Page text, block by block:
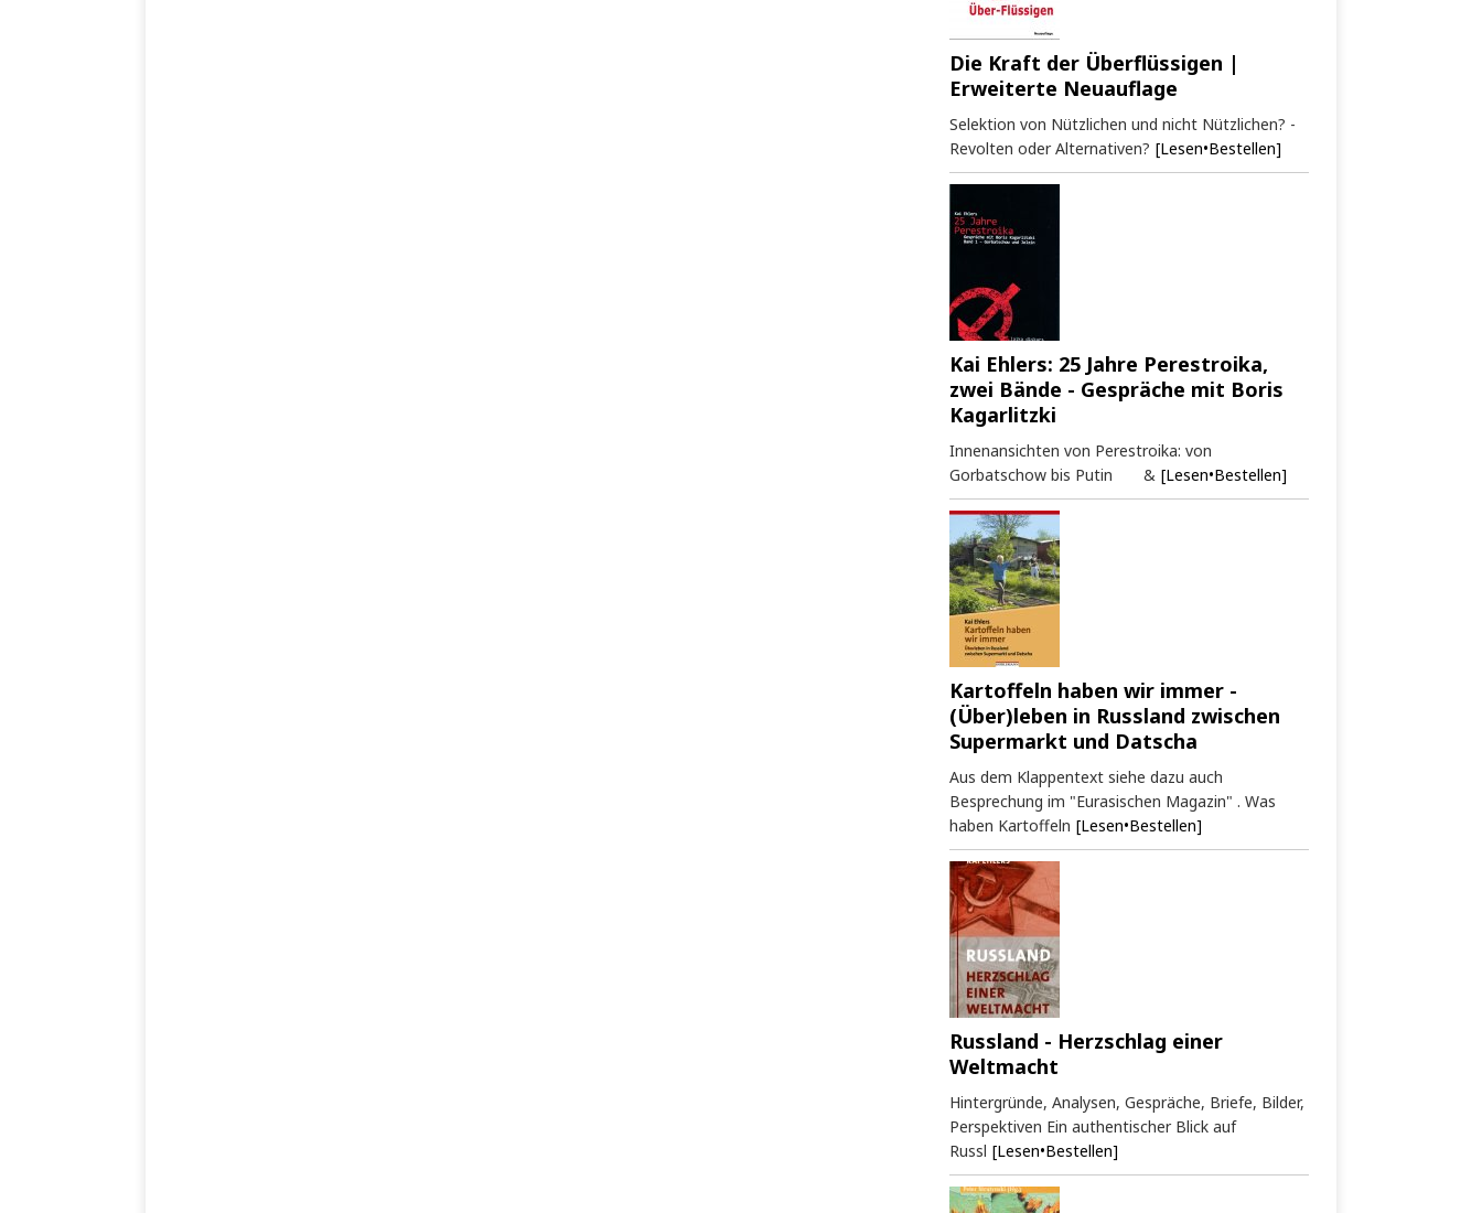
Die Kraft der Überflüssigen |
Erweiterte Neuauflage
Selektion von Nützlichen und nicht Nützlichen? -
Revolten oder Alternativen? [Lesen•Bestellen]
Kai Ehlers: 25 Jahre Perestroika,
zwei Bände - Gespräche mit Boris
Kagarlitzki
Innenansichten von Perestroika: von
Gorbatschow bis Putin & [Lesen•Bestellen]
Kartoffeln haben wir immer -
(Über)leben in Russland zwischen
Supermarkt und Datscha
Aus dem Klappentext siehe dazu auch
Besprechung im "Eurasischen Magazin" . Was
haben Kartoffeln [Lesen•Bestellen]
Russland - Herzschlag einer
Weltmacht
Hintergründe, Analysen, Gespräche, Briefe, Bilder,
Perspektiven Ein authentischer Blick auf
Russl [Lesen•Bestellen]